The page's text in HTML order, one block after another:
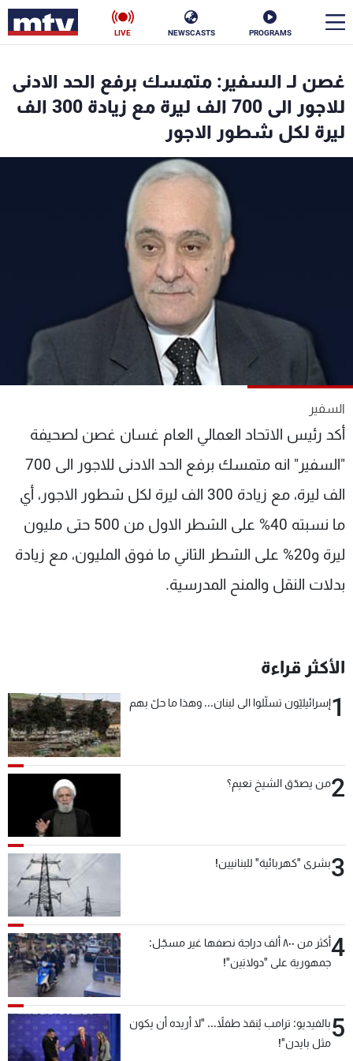
PROGRAMS
NEWSCASTS
LIVE
غصن لـ السفير: متمسك برفع الحد الادنى
للاجور الى 700 الف ليرة مع زيادة 300 الف
ليرة لكل شطور الاجور
السفير
أكد رئيس الاتحاد العمالي العام غسان غصن لصحيفة
"السفير" انه متمسك برفع الحد الادنى للاجور الى 700
الف ليرة، مع زيادة 300 الف ليرة لكل شطور الاجور، أي
ما نسبته 40% على الشطر الاول من 500 حتى مليون
ليرة و20% على الشطر الثاني ما فوق المليون، مع زيادة
بدلات النقل والمنح المدرسية.
الأكثر قراءة
1إسرائيليّون تسلّلوا الى لبنان... وهذا ما حلّ بهم
2من يصدّق الشيخ نعيم؟
3بشرى "كهربائية" للبنانيين!
4
أكثر من ٨٠٠ ألف دراجة نصفها غير مسجّل:
جمهورية على "دولابَين"!
5بالفيديو: ترامب يُنقذ طفلاً... "لا أريده أن يكون
مثل بايدن"!
الأخبار
سياسة ناس
فن
رياضة
البرامج
جدول البرامج
شاهد البرامج
الترددات
عن MTV
الإنـتـاج
لاعلاناتكم
وظائف
تواصل معنا
شروط الإسـتخدام
سياسة الخصوصية